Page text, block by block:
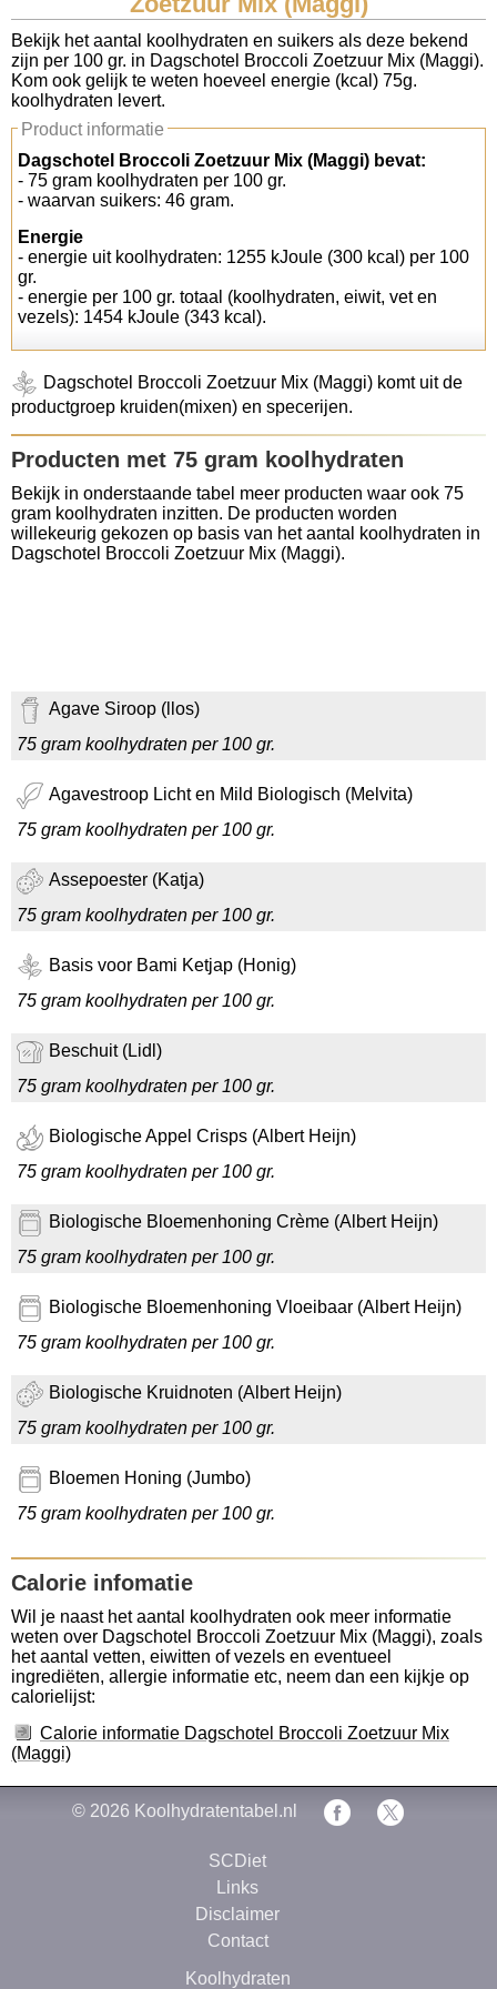
Koolhydraten tellen
Links
Bekijk het aantal koolhydraten en suikers als deze bekend
zijn per 100 gr. in Dagschotel Broccoli Zoetzuur Mix (Maggi).
Kom ook gelijk te weten hoeveel energie (kcal) 75g.
koolhydraten levert.
Product informatie
Dagschotel Broccoli Zoetzuur Mix (Maggi) bevat:
- 75 gram koolhydraten per 100 gr.
- waarvan suikers: 46 gram.
Energie
- energie uit koolhydraten: 1255 kJoule (300 kcal) per 100
gr.
- energie per 100 gr. totaal (koolhydraten, eiwit, vet en
vezels): 1454 kJoule (343 kcal).
Dagschotel Broccoli Zoetzuur Mix (Maggi) komt uit de
productgroep kruiden(mixen) en specerijen.
Producten met 75 gram koolhydraten
Bekijk in onderstaande tabel meer producten waar ook 75
gram koolhydraten inzitten. De producten worden
willekeurig gekozen op basis van het aantal koolhydraten in
Dagschotel Broccoli Zoetzuur Mix (Maggi).
Agave Siroop (llos)
75 gram koolhydraten per 100 gr.
Agavestroop Licht en Mild Biologisch (Melvita)
75 gram koolhydraten per 100 gr.
Assepoester (Katja)
75 gram koolhydraten per 100 gr.
Basis voor Bami Ketjap (Honig)
75 gram koolhydraten per 100 gr.
Beschuit (Lidl)
75 gram koolhydraten per 100 gr.
Biologische Appel Crisps (Albert Heijn)
75 gram koolhydraten per 100 gr.
Biologische Bloemenhoning Crème (Albert Heijn)
75 gram koolhydraten per 100 gr.
Biologische Bloemenhoning Vloeibaar (Albert Heijn)
75 gram koolhydraten per 100 gr.
Biologische Kruidnoten (Albert Heijn)
75 gram koolhydraten per 100 gr.
Bloemen Honing (Jumbo)
75 gram koolhydraten per 100 gr.
Calorie infomatie
Wil je naast het aantal koolhydraten ook meer informatie
weten over Dagschotel Broccoli Zoetzuur Mix (Maggi), zoals
het aantal vetten, eiwitten of vezels en eventueel
ingrediëten, allergie informatie etc, neem dan een kijkje op
calorielijst:
Calorie informatie Dagschotel Broccoli Zoetzuur Mix
(Maggi)
© 2026 Koolhydratentabel.nl
SCDiet
Links
Disclaimer
Contact
Koolhydraten